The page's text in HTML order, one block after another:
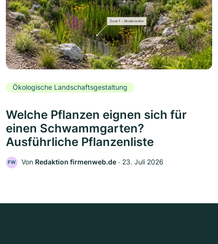
Ökologische Landschaftsgestaltung
Welche Pflanzen eignen sich für
einen Schwammgarten?
Ausführliche Pflanzenliste
FW Von Redaktion firmenweb.de ‧ 23. Juli 2026